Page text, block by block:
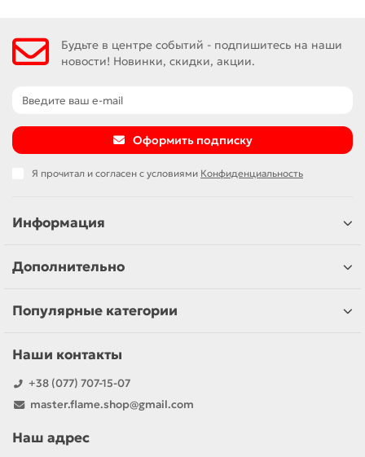
Будьте в центре событий - подпишитесь на наши
новости! Новинки, скидки, акции.
Оформить подписку
Я прочитал и согласен с условиями Конфиденциальность
Информация
Дополнительно
Популярные категории
Наши контакты
+38 (077) 707-15-07
master.flame.shop@gmail.com
Наш адрес